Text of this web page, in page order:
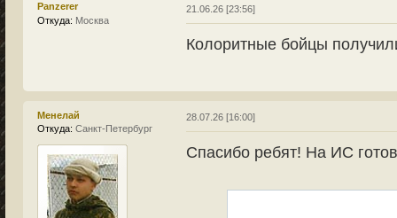
Panzerer
Откуда: Москва
21.06.26 [23:56]
Колоритные бойцы
Менелай
Откуда: Санкт-Петербург
28.07.26 [16:00]
Спасибо ребят! На ИС